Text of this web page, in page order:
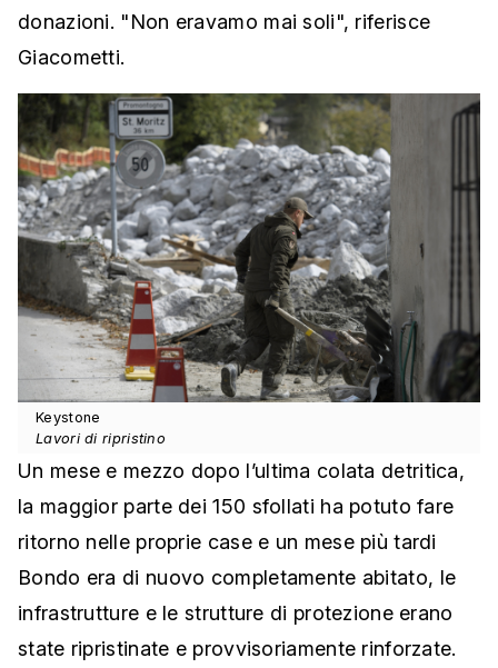
donazioni. "Non eravamo mai soli", riferisce
Giacometti.
Keystone
Lavori di ripristino
Un mese e mezzo dopo l’ultima colata detritica,
la maggior parte dei 150 sfollati ha potuto fare
ritorno nelle proprie case e un mese più tardi
Bondo era di nuovo completamente abitato, le
infrastrutture e le strutture di protezione erano
state ripristinate e provvisoriamente rinforzate.